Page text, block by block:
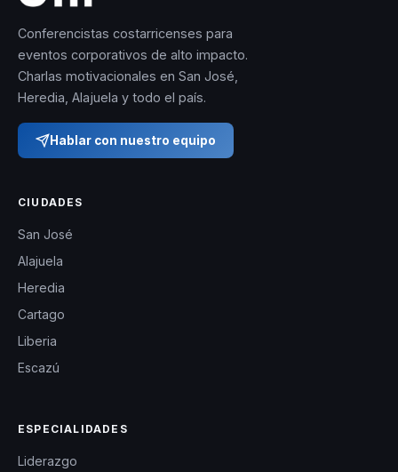
Conferencistas costarricenses para
eventos corporativos de alto impacto.
Charlas motivacionales en San José,
Heredia, Alajuela y todo el país.
Hablar con nuestro equipo
CIUDADES
San José
Alajuela
Heredia
Cartago
Liberia
Escazú
ESPECIALIDADES
Liderazgo